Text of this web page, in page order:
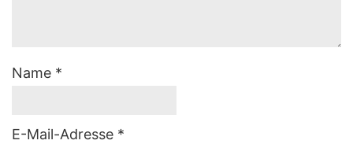
Name *
E-Mail-Adresse *